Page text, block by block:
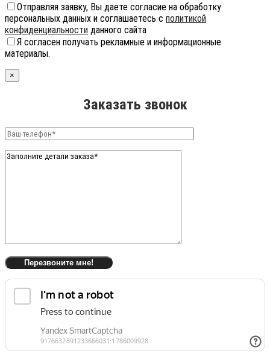
Отправляя заявку, Вы даете согласие на обработку
персональных данных и соглашаетесь с политикой
конфиденциальности данного сайта
Я согласен получать рекламные и информационные
материалы.
×
Заказать звонок